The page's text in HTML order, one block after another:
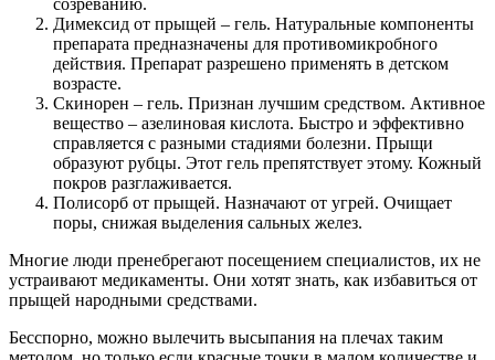
Димексид от прыщей – гель. Натуральные компоненты
препарата предназначены для противомикробного
действия. Препарат разрешено применять в детском
возрасте.
Скинорен – гель. Признан лучшим средством. Активное
вещество – азелиновая кислота. Быстро и эффективно
справляется с разными стадиями болезни. Прыщи
образуют рубцы. Этот гель препятствует этому. Кожный
покров разглаживается.
Полисорб от прыщей. Назначают от угрей. Очищает
поры, снижая выделения сальных желез.
Многие люди пренебрегают посещением специалистов, их не
устраивают медикаменты. Они хотят знать, как избавиться от
прыщей народными средствами.
Бесспорно, можно вылечить высыпания на плечах таким